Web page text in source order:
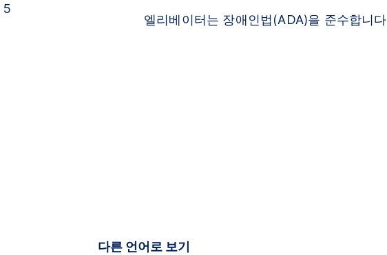
5
엘리베이터는 장애인법(ADA)을 준수합니다
다른 언어로 보기